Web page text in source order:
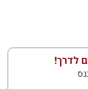
לדרך!